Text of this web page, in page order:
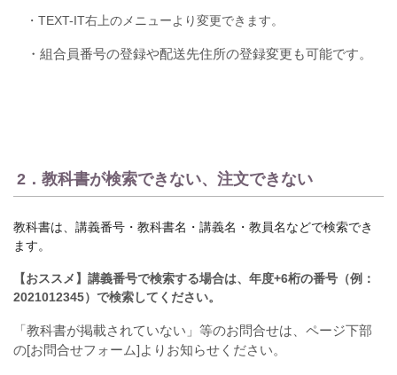
・TEXT-IT右上のメニューより変更できます。
・組合員番号の登録や配送先住所の登録変更も可能です。
2．教科書が検索できない、注文できない
教科書は、講義番号・教科書名・講義名・教員名などで検索でき
ます。
【おススメ】講義番号で検索する場合は、年度+6桁の番号（例：
2021012345）で検索してください。
「教科書が掲載されていない」等のお問合せは、ページ下部
の[お問合せフォーム]よりお知らせください。